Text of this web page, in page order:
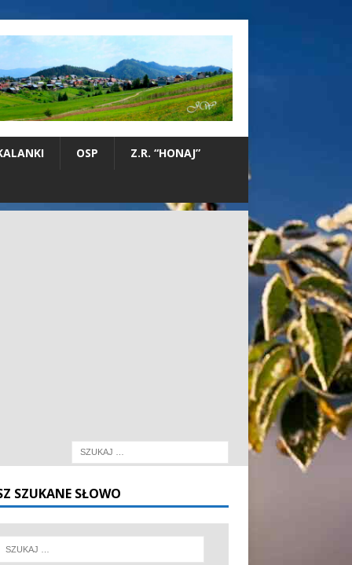
OSP Z.R. “HONAJ”
SZUKANE SŁOWO